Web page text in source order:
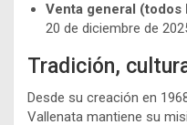
Venta general (todos
20 de diciembre de
Tradición,
Desde su creación en
Vallenata mantiene su